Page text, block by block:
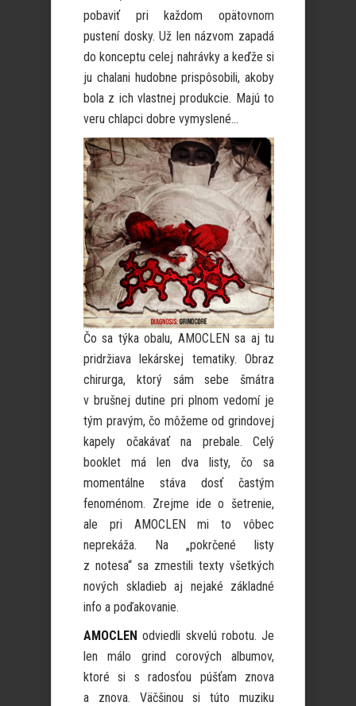
pobaviť pri každom opätovnom
pustení dosky. Už len názvom zapadá
do konceptu celej nahrávky a keďže si
ju chalani hudobne prispôsobili, akoby
bola z ich vlastnej produkcie. Majú to
veru chlapci dobre vymyslené…
Čo sa týka obalu, AMOCLEN sa aj tu
pridržiava lekárskej tematiky. Obraz
chirurga, ktorý sám sebe šmátra
v brušnej dutine pri plnom vedomí je
tým pravým, čo môžeme od grindovej
kapely očakávať na prebale. Celý
booklet má len dva listy, čo sa
momentálne stáva dosť častým
fenoménom. Zrejme ide o šetrenie,
ale pri AMOCLEN mi to vôbec
neprekáža. Na „pokrčené listy
z notesa“ sa zmestili texty všetkých
nových skladieb aj nejaké základné
info a poďakovanie.
AMOCLEN odviedli skvelú robotu. Je
len málo grind corových albumov,
ktoré si s radosťou púšťam znova
a znova. Väčšinou si túto muziku